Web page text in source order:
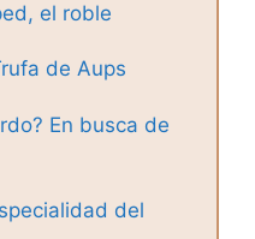
el roble
de Aups
En busca de
del